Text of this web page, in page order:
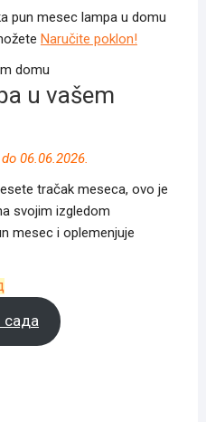
pun mesec lampa u domu
Naručite poklon!
u vašem
06.06.2026.
tračak meseca, ovo je
svojim izgledom
mesec i oplemenjuje
је:
1,990.00 рсд.
сада